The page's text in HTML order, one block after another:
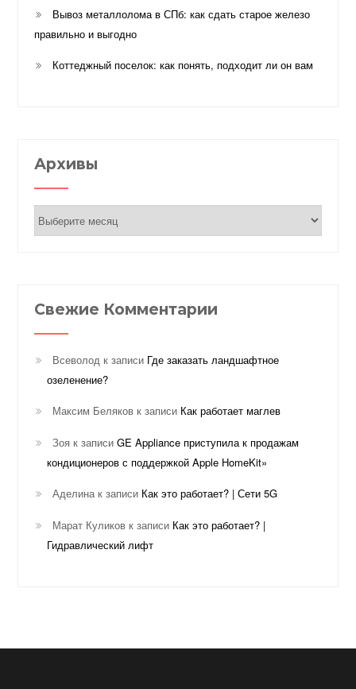
Вывоз металлолома в СПб: как сдать старое железо
правильно и выгодно
Коттеджный поселок: как понять, подходит ли он вам
Архивы
Архивы
Свежие Комментарии
Всеволод к записи Где заказать ландшафтное
озеленение?
Максим Беляков к записи Как работает маглев
Зоя к записиGE Appliance приступила к продажам
кондиционеров с поддержкой Apple HomeKit»
Аделинак записи Как это работает? | Сети 5G
Марат Куликов к записи Как это работает? |
Гидравлический лифт